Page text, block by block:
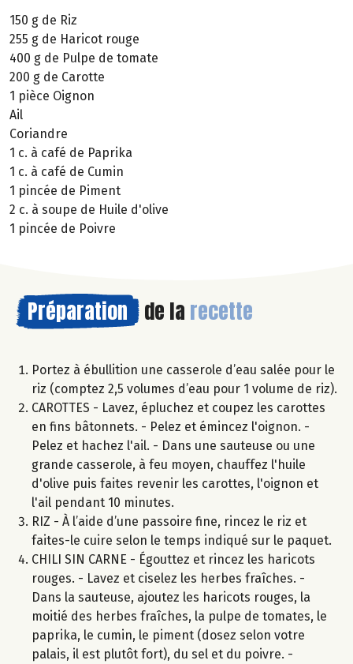
150 g de Riz
255 g de Haricot rouge
400 g de Pulpe de tomate
200 g de Carotte
1 pièce Oignon
Ail
Coriandre
1 c. à café de Paprika
1 c. à café de Cumin
1 pincée de Piment
2 c. à soupe de Huile d'olive
1 pincée de Poivre
Préparation de la recette
Portez à ébullition une casserole d’eau salée pour le
riz (comptez 2,5 volumes d’eau pour 1 volume de riz).
CAROTTES - Lavez, épluchez et coupez les carottes
en fins bâtonnets. - Pelez et émincez l'oignon. -
Pelez et hachez l'ail. - Dans une sauteuse ou une
grande casserole, à feu moyen, chauffez l'huile
d'olive puis faites revenir les carottes, l'oignon et
l'ail pendant 10 minutes.
RIZ - À l’aide d’une passoire fine, rincez le riz et
faites-le cuire selon le temps indiqué sur le paquet.
CHILI SIN CARNE - Égouttez et rincez les haricots
rouges. - Lavez et ciselez les herbes fraîches. -
Dans la sauteuse, ajoutez les haricots rouges, la
moitié des herbes fraîches, la pulpe de tomates, le
paprika, le cumin, le piment (dosez selon votre
palais, il est plutôt fort), du sel et du poivre. -